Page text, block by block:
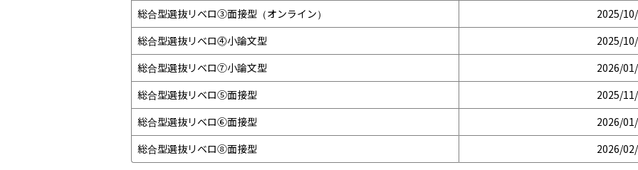
総合型選抜リベロ③面接型（オンライン）
2025/
総合型選抜リベロ⓸小論文型
2025/
総合型選抜リベロ⑦小論文型
2026/
総合型選抜リベロ⑤面接型
2025/
総合型選抜リベロ⑥面接型
2026/
総合型選抜リベロ⑧面接型
2026/